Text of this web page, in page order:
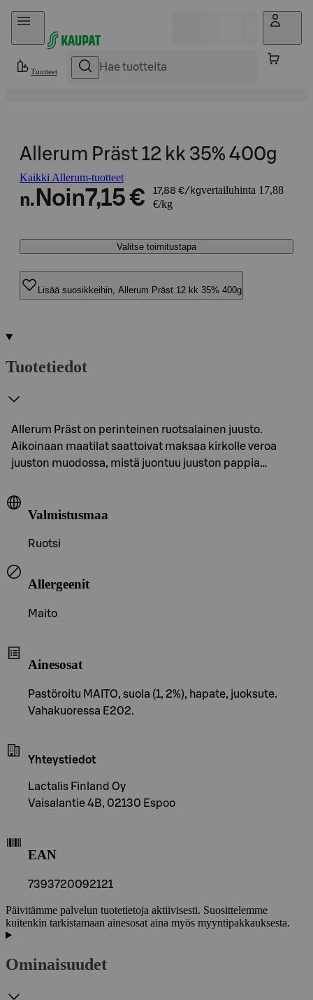
Hyppää sisältöön
Tuotteet
Allerum Präst 12 kk 35% 400g
Kaikki Allerum-tuotteet
n. Noin7,15 € 17,88 €/kgvertailuhinta 17,88
€/kg
Valitse toimitustapa
Lisää suosikkeihin, Allerum Präst 12 kk 35% 400g
Tuotetiedot
Allerum Präst on perinteinen ruotsalainen juusto.
Aikoinaan maatilat saattoivat maksaa kirkolle veroa
juuston muodossa, mistä juontuu juuston pappia…
Valmistusmaa
Ruotsi
Allergeenit
Maito
Ainesosat
Pastöroitu MAITO, suola (1, 2%), hapate, juoksute.
Vahakuoressa E202.
Yhteystiedot
Lactalis Finland Oy
Vaisalantie 4B, 02130 Espoo
EAN
7393720092121
Päivitämme palvelun tuotetietoja aktiivisesti. Suosittelemme
kuitenkin tarkistamaan ainesosat aina myös myyntipakkauksesta.
Ominaisuudet